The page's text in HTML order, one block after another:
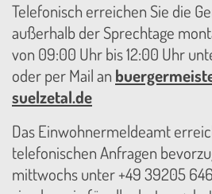
Telefonisch erreichen Sie die
außerhalb der Sprechtage
von 09:00 Uhr bis 12:00 Uhr
oder per Mail an
suelzetal.de
Das Einwohnermeldeamt
telefonischen Anfragen
mittwochs unter +49 39205